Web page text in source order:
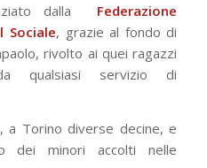
dalla Federazione
Sociale, grazie al fondo di
rivolto ai quei ragazzi
qualsiasi servizio di
a Torino diverse decine, e
dei minori accolti nelle